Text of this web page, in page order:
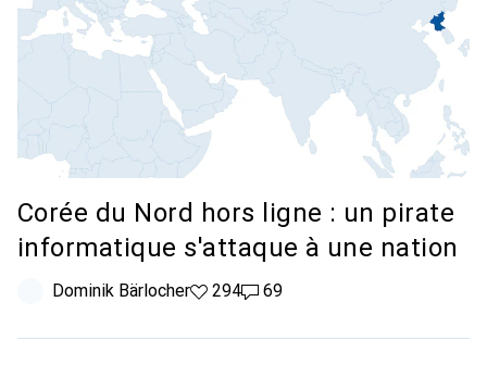
Corée du Nord hors ligne : un pirate
informatique s'attaque à une nation
Dominik Bärlocher294 likes
29469 commentaires
69